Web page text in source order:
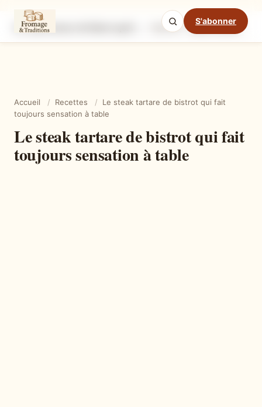
S'abonner
Ingrédients Étapes
Mode cuisine
Accueil / Recettes /
Le steak tartare de bistrot qui fait
toujours sensation à table
Le steak tartare de bistrot qui fait
toujours sensation à table